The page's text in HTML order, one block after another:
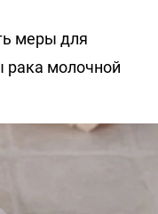
меры для
рака молочной